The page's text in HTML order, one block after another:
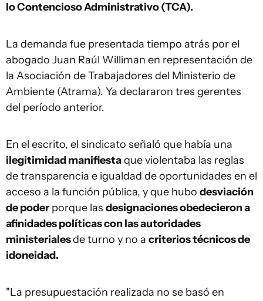
lo Contencioso Administrativo (TCA).
La demanda fue presentada tiempo atrás por el
abogado Juan Raúl Williman en representación de
la Asociación de Trabajadores del Ministerio de
Ambiente (Atrama). Ya declararon tres gerentes
del período anterior.
En el escrito, el sindicato señaló que había una
ilegitimidad manifiestaque violentaba las reglas
de transparencia e igualdad de oportunidades en el
acceso a la función pública, y que hubo desviación
de poder porque las designaciones obedecieron a
afinidades políticas con las autoridades
ministerialesde turno y no a criterios técnicos de
idoneidad.
"La presupuestación realizada no se basó en